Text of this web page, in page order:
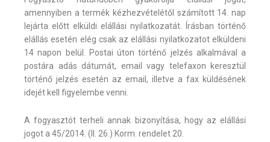
amennyiben a termék kézhezvételétől számított 14. nap
lejárta előtt elküldi elállási nyilatkozatát. Írásban történő
elállás esetén elég csak az elállási nyilatkozatot elküldeni
14 napon belül. Postai úton történő jelzés alkalmával a
postára adás dátumát, email vagy telefaxon keresztül
történő jelzés esetén az email, illetve a fax küldésének
idejét kell figyelembe venni.
A fogyasztót terheli annak bizonyítása, hogy az elállási
jogot a 45/2014. (II. 26.) Korm. rendelet 20.